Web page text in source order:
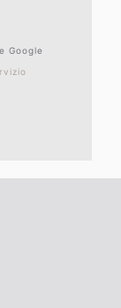
Google